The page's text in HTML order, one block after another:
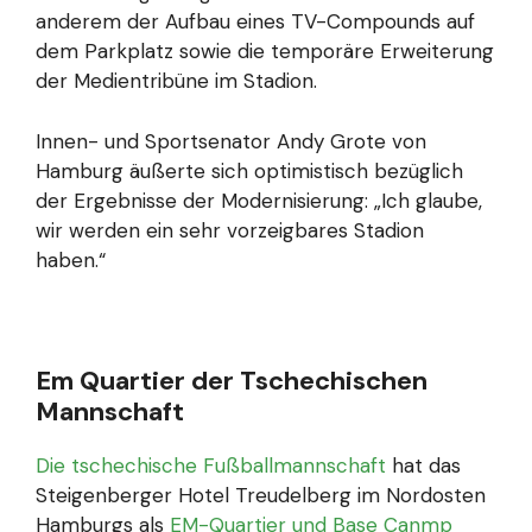
anderem der Aufbau eines TV-Compounds auf
dem Parkplatz sowie die temporäre Erweiterung
der Medientribüne im Stadion.
Innen- und Sportsenator Andy Grote von
Hamburg äußerte sich optimistisch bezüglich
der Ergebnisse der Modernisierung: „Ich glaube,
wir werden ein sehr vorzeigbares Stadion
haben.“
Em Quartier der Tschechischen
Mannschaft
Die tschechische Fußballmannschaft hat das
Steigenberger Hotel Treudelberg im Nordosten
Hamburgs als EM-Quartier und Base Canmp